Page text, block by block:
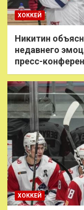
ХОККЕЙ
Никитин
недавнего
пресс-
ХОККЕЙ